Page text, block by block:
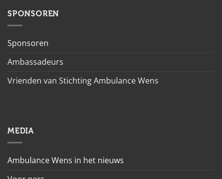
SPONSOREN
Sponsoren
Ambassadeurs
Vrienden van Stichting Ambulance Wens
MEDIA
Ambulance Wens in het nieuws